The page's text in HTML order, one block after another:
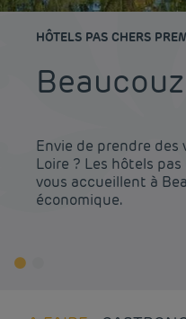
HÔTELS PAS CHERS
Envie de prendre
Loire ? Les hôtels
vous accueillent à
économique.